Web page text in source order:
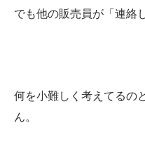
でも他の販売員が「連絡
何を小難しく考えてるの
ん。